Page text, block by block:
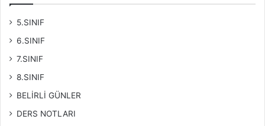
5.SINIF
6.SINIF
7.SINIF
8.SINIF
BELİRLİ GÜNLER
DERS NOTLARI